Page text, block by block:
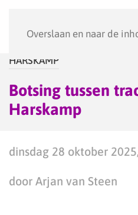
Overslaan en naar de
HARSKAMP
Botsing tussen
Harskamp
dinsdag 28 oktober
door Arjan van Steen